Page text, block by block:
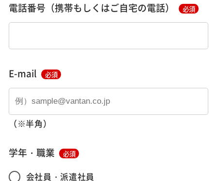
電話番号（携帯もしくはご自宅の電話） 必須
E-mail 必須
（※半角）
学年・職業 必須
会社員・派遣社員